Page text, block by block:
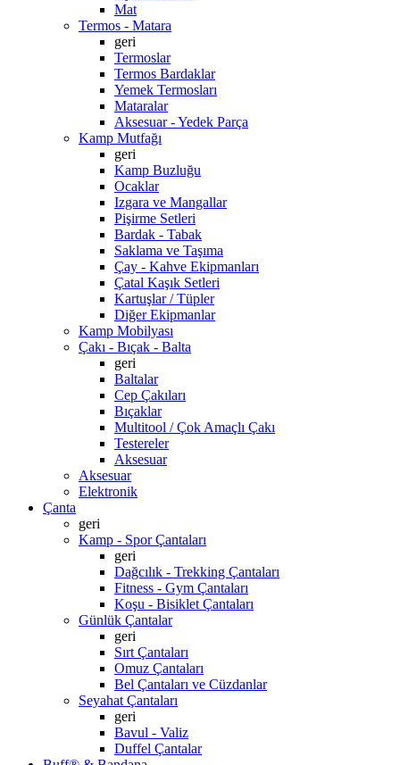
Mat
Termos - Matara
geri
Termoslar
Termos Bardaklar
Yemek Termosları
Mataralar
Aksesuar - Yedek Parça
Kamp Mutfağı
geri
Kamp Buzluğu
Ocaklar
Izgara ve Mangallar
Pişirme Setleri
Bardak - Tabak
Saklama ve Taşıma
Çay - Kahve Ekipmanları
Çatal Kaşık Setleri
Kartuşlar / Tüpler
Diğer Ekipmanlar
Kamp Mobilyası
Çakı - Bıçak - Balta
geri
Baltalar
Cep Çakıları
Bıçaklar
Multitool / Çok Amaçlı Çakı
Testereler
Aksesuar
Aksesuar
Elektronik
Çanta
geri
Kamp - Spor Çantaları
geri
Dağcılık - Trekking Çantaları
Fitness - Gym Çantaları
Koşu - Bisiklet Çantaları
Günlük Çantalar
geri
Sırt Çantaları
Omuz Çantaları
Bel Çantaları ve Cüzdanlar
Seyahat Çantaları
geri
Bavul - Valiz
Duffel Çantalar